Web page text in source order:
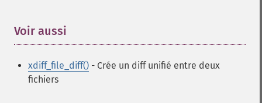
Voir aussi
xdiff_file_diff() - Crée un diff unifié entre deux
fichiers